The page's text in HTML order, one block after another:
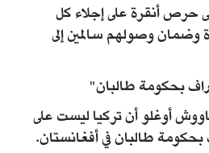
حرص أنقرة على إجلاء كل
وضمان وصولهم سالمين إلى
بحكومة طالبان"
أوغلو أن تركيا ليست على
طالبان في أفغانستان.